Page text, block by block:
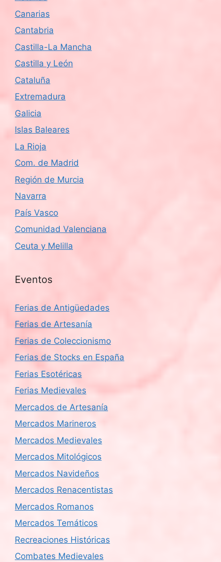
Canarias
Cantabria
Castilla-La Mancha
Castilla y León
Cataluña
Extremadura
Galicia
Islas Baleares
La Rioja
Com. de Madrid
Región de Murcia
Navarra
País Vasco
Comunidad Valenciana
Ceuta y Melilla
Eventos
Ferias de Antigüedades
Ferias de Artesanía
Ferias de Coleccionismo
Ferias de Stocks en España
Ferias Esotéricas
Ferias Medievales
Mercados de Artesanía
Mercados Marineros
Mercados Medievales
Mercados Mitológicos
Mercados Navideños
Mercados Renacentistas
Mercados Romanos
Mercados Temáticos
Recreaciones Históricas
Combates Medievales